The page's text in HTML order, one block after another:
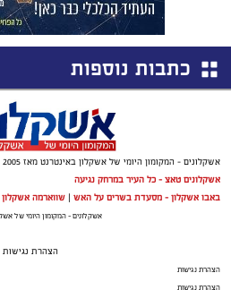
כתבות נוספות
אשקלונים - המקומון היומי של אשקלון באינטרנט מאז 2005
אשקלונים טאצ - כל העיר במרחק נגיעה
באבו אשקלון - מסעדת בשרים על האש | שווארמה אשקלון
אשקלונים - המקומון היומי של
הצהרת נגישות
הצהרת נגישות
הצהרת נגישות